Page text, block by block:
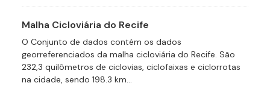
Malha Cicloviária do Recife
O Conjunto de dados contém os dados
georreferenciados da malha cicloviária do Recife. São
232,3 quilômetros de ciclovias, ciclofaixas e ciclorrotas
na cidade, sendo 198.3 km...